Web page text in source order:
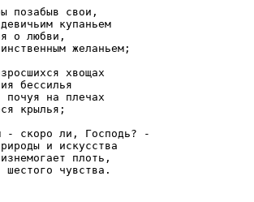
позабыв свои,
купаньем
о любви,
желаньем;
хвощах
бессилья
почуя на плечах
крылья;
- скоро ли, Господь? -
и искусства
плоть,
шестого чувства.